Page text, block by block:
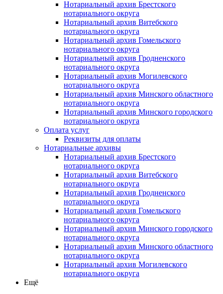
Нотариальный архив Брестского
нотариального округа
Нотариальный архив Витебского
нотариального округа
Нотариальный архив Гомельского
нотариального округа
Нотариальный архив Гродненского
нотариального округа
Нотариальный архив Могилевского
нотариального округа
Нотариальный архив Минского областного
нотариального округа
Нотариальный архив Минского городского
нотариального округа
Оплата услуг
Реквизиты для оплаты
Нотариальные архивы
Нотариальный архив Брестского
нотариального округа
Нотариальный архив Витебского
нотариального округа
Нотариальный архив Гродненского
нотариального округа
Нотариальный архив Гомельского
нотариального округа
Нотариальный архив Минского городского
нотариального округа
Нотариальный архив Минского областного
нотариального округа
Нотариальный архив Могилевского
нотариального округа
Ещё